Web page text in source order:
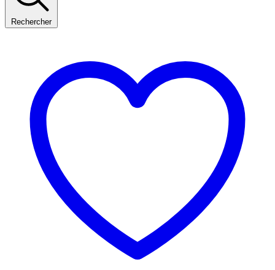
Rechercher